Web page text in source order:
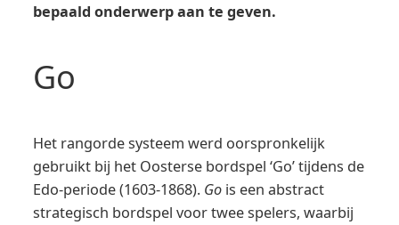
bepaald onderwerp aan te geven.
Go
Het rangorde systeem werd oorspronkelijk
gebruikt bij het Oosterse bordspel ‘Go’ tijdens de
Edo-periode (1603-1868). Gois een abstract
strategisch bordspel voor twee spelers, waarbij